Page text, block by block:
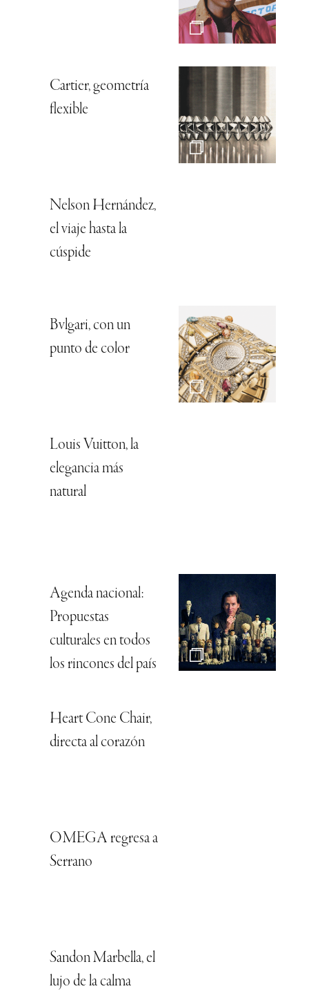
Cartier, geometría
flexible
Nelson Hernández,
el viaje hasta la
cúspide
Bvlgari, con un
punto de color
Louis Vuitton, la
elegancia más
natural
Agenda nacional:
Propuestas
culturales en todos
los rincones del país
Heart Cone Chair,
directa al corazón
OMEGA regresa a
Serrano
Sandon Marbella, el
lujo de la calma